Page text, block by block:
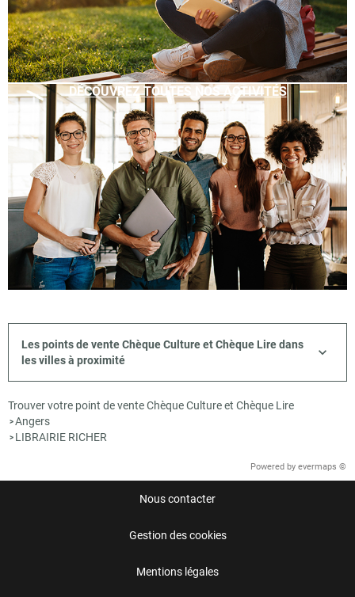
DÉCOUVREZ TOUTES NOS ACTIVITÉS
Les points de vente Chèque Culture et Chèque Lire dans
les villes à proximité
Trouver votre point de vente Chèque Culture et Chèque Lire
>Angers
> LIBRAIRIE RICHER
Powered by evermaps ©
Nous contacter
Gestion des cookies
Mentions légales